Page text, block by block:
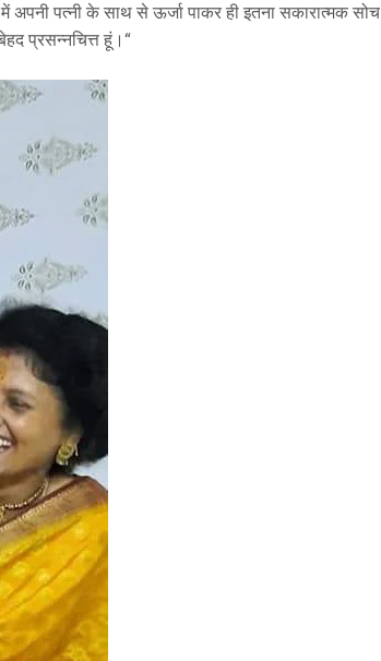
पत्नी के साथ से ऊर्जा पाकर ही इतना सकारात्मक सोच
प्रसन्नचित्त हूं।“